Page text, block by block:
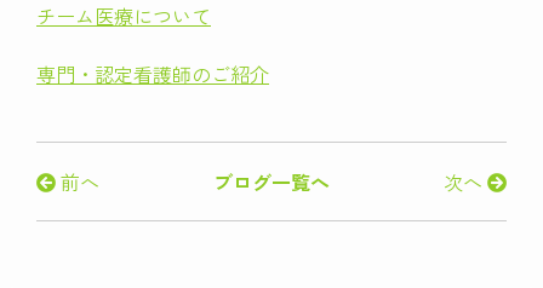
チーム医療について
専門・認定看護師のご紹介
前へ 次へ
ブログ一覧へ